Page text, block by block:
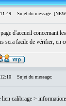
Sujet du message:
d'accueil concernant
sera facile de vérifier, en
Sujet du message:
calibrage >